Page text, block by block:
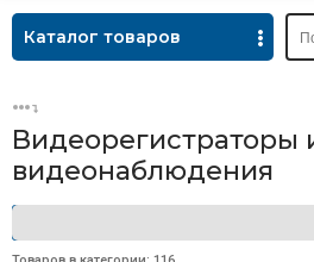
Каталог товаров
Видеорегистраторы
видеонаблюдения